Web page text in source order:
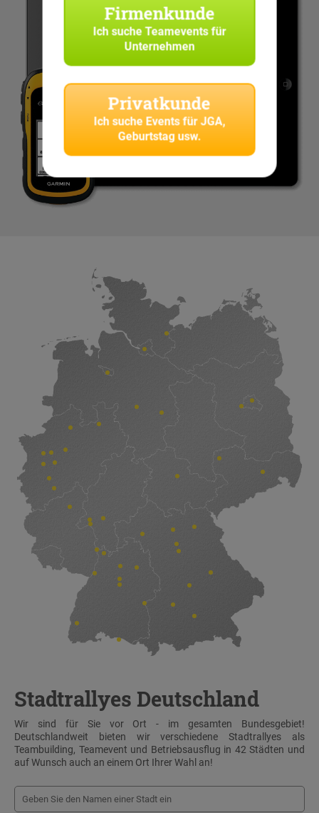
Stadtrallyes Deutschland
Wir sind für Sie vor Ort - im gesamten Bundesgebiet!
Deutschlandweit bieten wir verschiedene Stadtrallyes als
Teambuilding, Teamevent und Betriebsausflug in 42 Städten und
auf Wunsch auch an einem Ort Ihrer Wahl an!
Firmenkunde
Ich sucheTeamevents für
Unternehmen
Privatkunde
Ich suche Events für JGA,
Geburtstag usw.